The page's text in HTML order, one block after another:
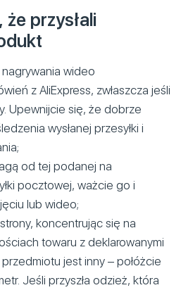
przysłali
wideo
z AliExpress, zwłaszcza jeśli
Upewnijcie się, że dobrze
wysłanej przesyłki i
od tej podanej na
pocztowej, ważcie go i
lub wideo;
koncentrując się na
towaru z deklarowanymi
jest inny – połóżcie
Jeśli przyszła odzież, która